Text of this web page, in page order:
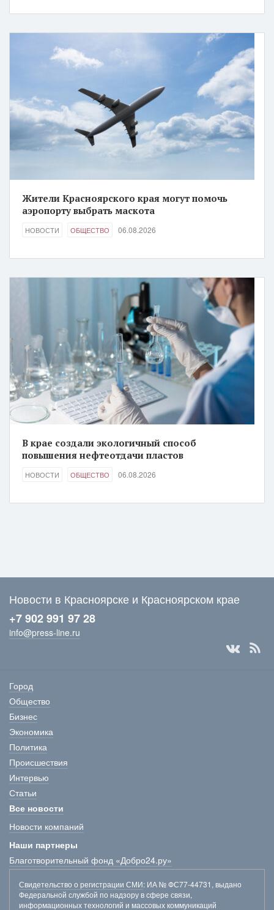
Жители Красноярского края могут помочь
аэропорту выбрать маскота
НОВОСТИ ОБЩЕСТВО 06.08.2026
В крае создали экологичный способ
повышения нефтеотдачи пластов
НОВОСТИ ОБЩЕСТВО 06.08.2026
Новости в Красноярске и Красноярском крае
+7 902 991 97 28
info@press-line.ru
Город
Общество
Бизнес
Экономика
Политика
Происшествия
Интервью
Статьи
Все новости
Новости компаний
Наши партнеры
Благотворительный фонд «Добро24.ру»
Свидетельство о регистрации СМИ: ИА № ФС77-44731, выдано
Федеральной службой по надзору в сфере связи,
информационных технологий и массовых коммуникаций